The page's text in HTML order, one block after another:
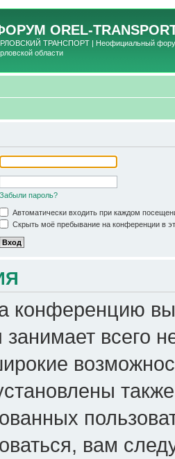
OREL-
ТРАНСПОРТ | Неофициальный форум
области
Забыли пароль?
Автоматически входить при каждом
Скрыть моё пребывание на конференции в
конференцию
занимает всего
вам